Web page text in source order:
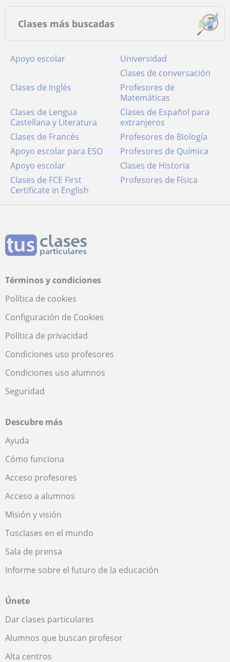
Clases más buscadas
Apoyo escolar
Universidad
Clases de conversación
Clases de Inglés
Profesores de
Matemáticas
Clases de Lengua
Castellana y Literatura
Clases de Español para
extranjeros
Clases de Francés
Profesores de Biología
Apoyo escolar para ESO
Profesores de Química
Apoyo escolar
Clases de Historia
Clases de FCE First
Certificate in English
Profesores de Física
Términos y condiciones
Política de cookies
Configuración de Cookies
Política de privacidad
Condiciones uso profesores
Condiciones uso alumnos
Seguridad
Descubre más
Ayuda
Cómo funciona
Acceso profesores
Acceso a alumnos
Misión y visión
Tusclases en el mundo
Sala de prensa
Informe sobre el futuro de la educación
Únete
Dar clases particulares
Alumnos que buscan profesor
Alta centros